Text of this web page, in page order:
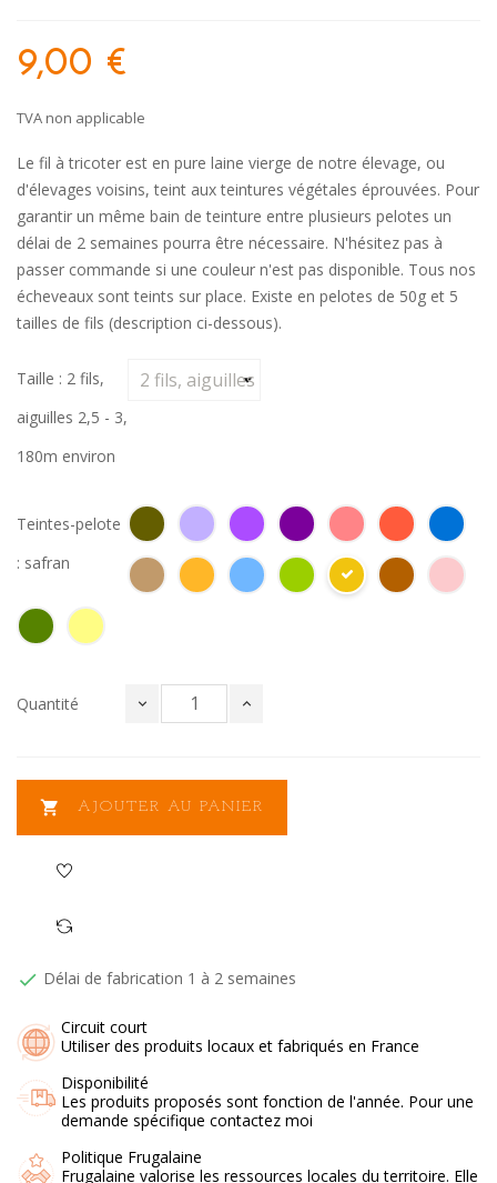
9,00 €
TVA non applicable
Le fil à tricoter est en pure laine vierge de notre élevage, ou
d'élevages voisins, teint aux teintures végétales éprouvées. Pour
garantir un même bain de teinture entre plusieurs pelotes un
délai de 2 semaines pourra être nécessaire. N'hésitez pas à
passer commande si une couleur n'est pas disponible. Tous nos
écheveaux sont teints sur place. Existe en pelotes de 50g et 5
tailles de fils (description ci-dessous).
Taille : 2 fils,
aiguilles 2,5 - 3,
180m environ
Teintes-pelote
: safran
Quantité
 AJOUTER AU PANIER
 Délai de fabrication 1 à 2 semaines
Circuit court
Utiliser des produits locaux et fabriqués en France
Disponibilité
Les produits proposés sont fonction de l'année. Pour une
demande spécifique contactez moi
Politique Frugalaine
Frugalaine valorise les ressources locales du territoire. Elle